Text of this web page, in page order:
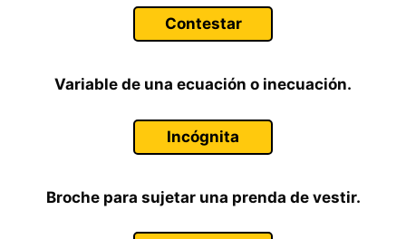
Contestar
Variable de una ecuación o inecuación.
Incógnita
Broche para sujetar una prenda de vestir.